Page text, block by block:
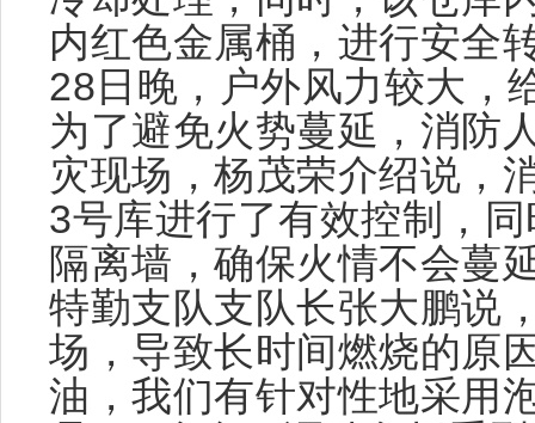
内红色金属桶，进行安全
28日晚，户外风力较大，
为了避免火势蔓延，消防
灾现场，杨茂荣介绍说，
3号库进行了有效控制，
隔离墙，确保火情不会蔓
特勤支队支队长张大鹏说
场，导致长时间燃烧的原
油，我们有针对性地采用